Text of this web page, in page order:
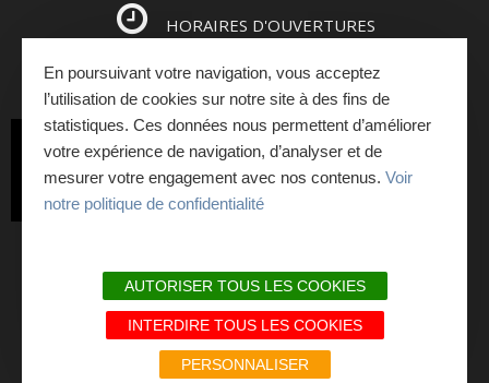
HORAIRES D'OUVERTURES
ESPACE PRO
INSCRIVEZ-VOUS
À LA NEWSLETTER
PLAN DU SITE
MENTIONS LÉGALES ET RGPD
NOS ENGAGEMENTS QUALITÉ
LIENS PARTENAIRES
En poursuivant votre navigation, vous acceptez
l’utilisation de cookies sur notre site à des fins de
statistiques. Ces données nous permettent d’améliorer
votre expérience de navigation, d’analyser et de
mesurer votre engagement avec nos contenus. Voir
notre politique de confidentialité
AUTORISER TOUS LES COOKIES
INTERDIRE TOUS LES COOKIES
PERSONNALISER